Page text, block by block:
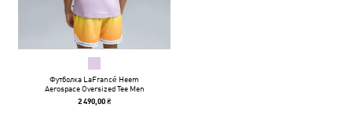
Футболка LaFrancé Heem
Aerospace Oversized Tee Men
2 490,00 ₴